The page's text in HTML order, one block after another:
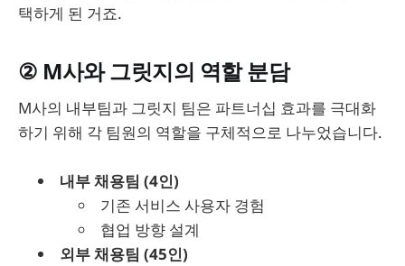
택하게 된 거죠.
② M사와 그릿지의 역할 분담
M사의 내부팀과 그릿지 팀은 파트너십 효과를 극대화
하기 위해 각 팀원의 역할을 구체적으로 나누었습니다.
내부 채용팀 (4인)
기존 서비스 사용자 경험
협업 방향 설계
외부 채용팀 (45인)